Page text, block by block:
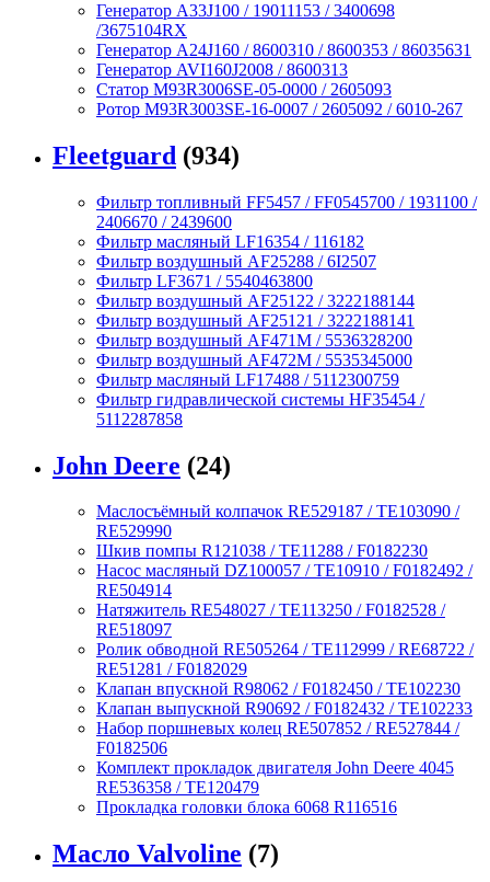
Генератор A33J100 / 19011153 / 3400698
/3675104RX
Генератор A24J160 / 8600310 / 8600353 / 86035631
Генератор AVI160J2008 / 8600313
Статор M93R3006SE-05-0000 / 2605093
Ротор M93R3003SE-16-0007 / 2605092 / 6010-267
Fleetguard (934)
Фильтр топливный FF5457 / FF0545700 / 1931100 /
2406670 / 2439600
Фильтр масляный LF16354 / 116182
Фильтр воздушный AF25288 / 6I2507
Фильтр LF3671 / 5540463800
Фильтр воздушный AF25122 / 3222188144
Фильтр воздушный AF25121 / 3222188141
Фильтр воздушный AF471M / 5536328200
Фильтр воздушный AF472M / 5535345000
Фильтр масляный LF17488 / 5112300759
Фильтр гидравлической системы HF35454 /
5112287858
John Deere (24)
Маслосъёмный колпачок RE529187 / TE103090 /
RE529990
Шкив помпы R121038 / TE11288 / F0182230
Насос масляный DZ100057 / TE10910 / F0182492 /
RE504914
Натяжитель RE548027 / TE113250 / F0182528 /
RE518097
Ролик обводной RE505264 / TE112999 / RE68722 /
RE51281 / F0182029
Клапан впускной R98062 / F0182450 / TE102230
Клапан выпускной R90692 / F0182432 / TE102233
Набор поршневых колец RE507852 / RE527844 /
F0182506
Комплект прокладок двигателя John Deere 4045
RE536358 / TE120479
Прокладка головки блока 6068 R116516
Масло Valvoline (7)